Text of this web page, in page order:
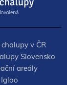
v ČR
Slovensko
areály
Igloo